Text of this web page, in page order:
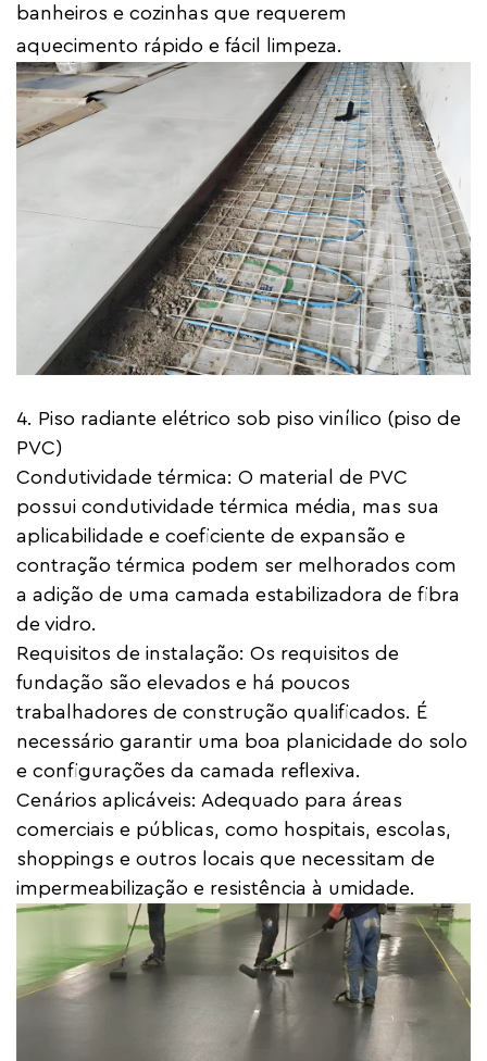
banheiros e cozinhas que requerem
aquecimento rápido e fácil limpeza.
4. Piso radiante elétrico sob piso vinílico (piso de
PVC)
Condutividade térmica: O material de PVC
possui condutividade térmica média, mas sua
aplicabilidade e coeficiente de expansão e
contração térmica podem ser melhorados com
a adição de uma camada estabilizadora de fibra
de vidro.
Requisitos de instalação: Os requisitos de
fundação são elevados e há poucos
trabalhadores de construção qualificados. É
necessário garantir uma boa planicidade do solo
e configurações da camada reflexiva.
Cenários aplicáveis: Adequado para áreas
comerciais e públicas, como hospitais, escolas,
shoppings e outros locais que necessitam de
impermeabilização e resistência à umidade.